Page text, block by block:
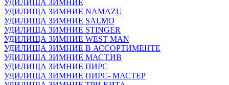
УДИЛИЩА ЗИМНИЕ
УДИЛИЩА ЗИМНИЕ NAMAZU
УДИЛИЩА ЗИМНИЕ SALMO
УДИЛИЩА ЗИМНИЕ STINGER
УДИЛИЩА ЗИМНИЕ WEST MAN
УДИЛИЩА ЗИМНИЕ В АССОРТИМЕНТЕ
УДИЛИЩА ЗИМНИЕ МАСТ.ИВ
УДИЛИЩА ЗИМНИЕ ПИРС
УДИЛИЩА ЗИМНИЕ ПИРС- МАСТЕР